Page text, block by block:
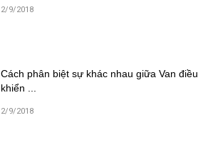
2/9/2018
Cách phân biệt sự khác nhau giữa Van điều
khiển ...
2/9/2018